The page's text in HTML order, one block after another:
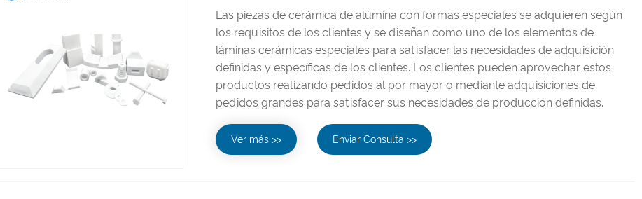
Las piezas de cerámica de alúmina con formas especiales se adquieren según
los requisitos de los clientes y se diseñan como uno de los elementos de
láminas cerámicas especiales para satisfacer las necesidades de adquisición
definidas y específicas de los clientes. Los clientes pueden aprovechar estos
productos realizando pedidos al por mayor o mediante adquisiciones de
pedidos grandes para satisfacer sus necesidades de producción definidas.
Ver más >> Enviar Consulta >>